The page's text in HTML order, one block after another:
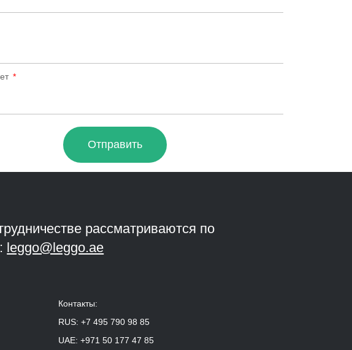
Отправить
рассматриваются по
leggo@leggo.ae
Контакты:
RUS: +7 495 790 98 85
UAE: +971 50 177 47 85